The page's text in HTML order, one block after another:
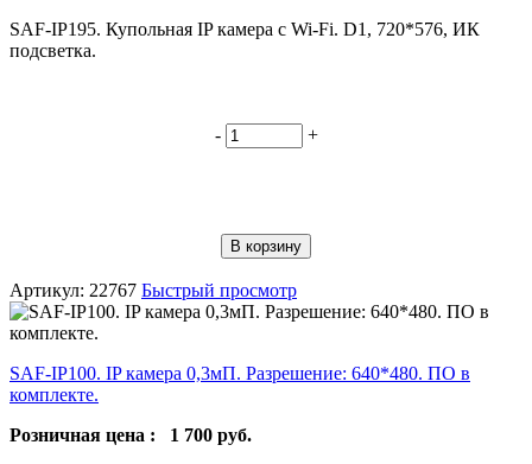
SAF-IP195. Купольная IP камера с Wi-Fi. D1, 720*576, ИК
подсветка.
- +
В корзину
Артикул: 22767 Быстрый просмотр
SAF-IP100. IP камера 0,3мП. Разрешение: 640*480. ПО в
комплекте.
Розничная цена : 1 700 руб.